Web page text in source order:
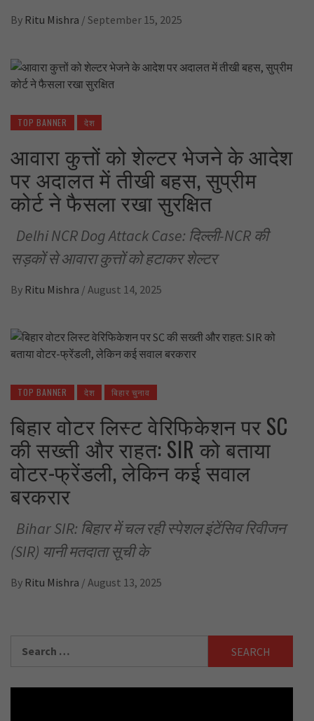
By Ritu Mishra / September 15, 2025
TOP BANNER देश
आवारा कुत्तों को शेल्टर भेजने के आदेश
पर अदालत में तीखी बहस, सुप्रीम
कोर्ट ने फैसला रखा सुरक्षित
Delhi NCR Dog Attack Case: दिल्ली-NCR की
सड़कों से आवारा कुत्तों को हटाकर शेल्टर
By Ritu Mishra / August 14, 2025
TOP BANNER देश बिहार चुनाव
बिहार वोटर लिस्ट वेरिफिकेशन पर SC
की सख्ती और राहत: SIR को बताया
वोटर-फ्रेंडली, लेकिन कई सवाल
बरकरार
Bihar SIR: बिहार में चल रही स्पेशल इंटेंसिव रिवीजन
(SIR) यानी मतदाता सूची के
By Ritu Mishra / August 13, 2025